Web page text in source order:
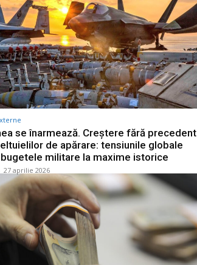
se înarmează. Creștere fără precedent
de apărare: tensiunile globale
militare la maxime istorice
27 aprilie 2026